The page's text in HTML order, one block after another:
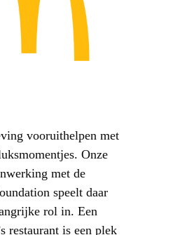
vooruithelpen met
Onze
met de
speelt daar
rol in. Een
restaurant is een plek